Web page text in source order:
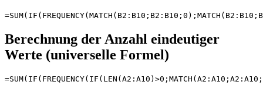
Berechnung der Anzahl eindeutiger
Werte (universelle Formel)